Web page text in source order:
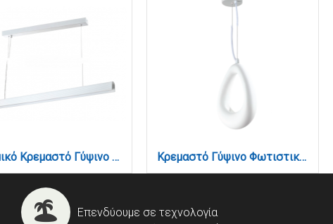
Γραμμικό Κρεμαστό Γύψινο Φωτιστικό LED 36W, 2CCT, Λευκό D:150x8,7cm(6123-White) Κρεμαστό Γύψινο Φωτιστικό G9, Λευκό, D:27,6x40,5cm (4103-A-White)
Επενδύουμε σε τεχνολογία